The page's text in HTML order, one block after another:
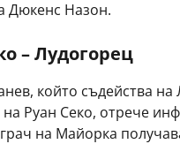
Дюкенс Назон.
– Лудогорец
който съдейства на
Руан Секо, отрече
на Майорка